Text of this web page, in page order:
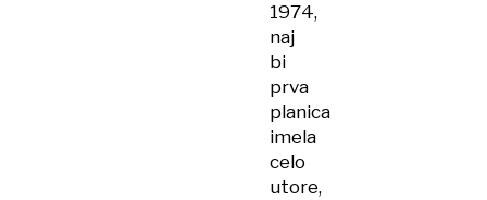
1974,
naj
bi
prva
planica
imela
celo
utore,